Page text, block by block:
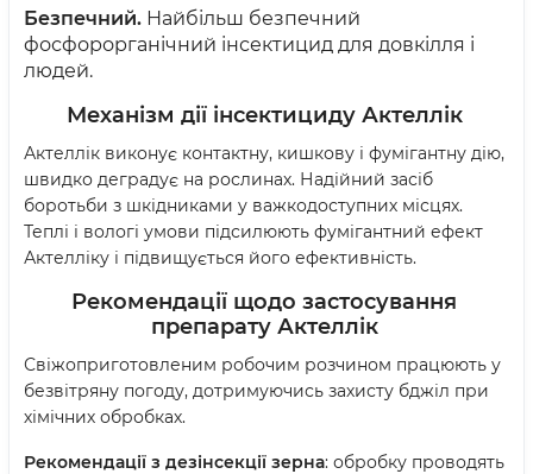
Безпечний. Найбільш безпечний
фосфорорганічний інсектицид для довкілля і
людей.
Механізм дії інсектициду Актеллік
Актеллік виконує контактну, кишкову і фумігантну дію,
швидко деградує на рослинах. Надійний засіб
боротьби з шкідниками у важкодоступних місцях.
Теплі і вологі умови підсилюють фумігантний ефект
Актелліку і підвищується його ефективність.
Рекомендації щодо застосування
препарату Актеллік
Свіжоприготовленим робочим розчином працюють у
безвітряну погоду, дотримуючись захисту бджіл при
хімічних обробках.
Рекомендації з дезінсекції зерна: обробку проводять